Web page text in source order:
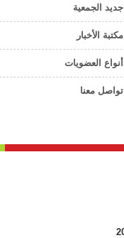
جديد الجمعية
مكتبة الأخبار
أنواع العضويات
تواصل معنا